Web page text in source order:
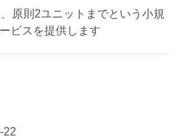
原則2ユニットまでという小規
ビスを提供します
22